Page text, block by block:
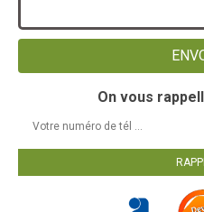
On vous